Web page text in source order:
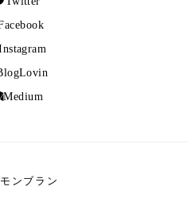
Medium
ンブラン